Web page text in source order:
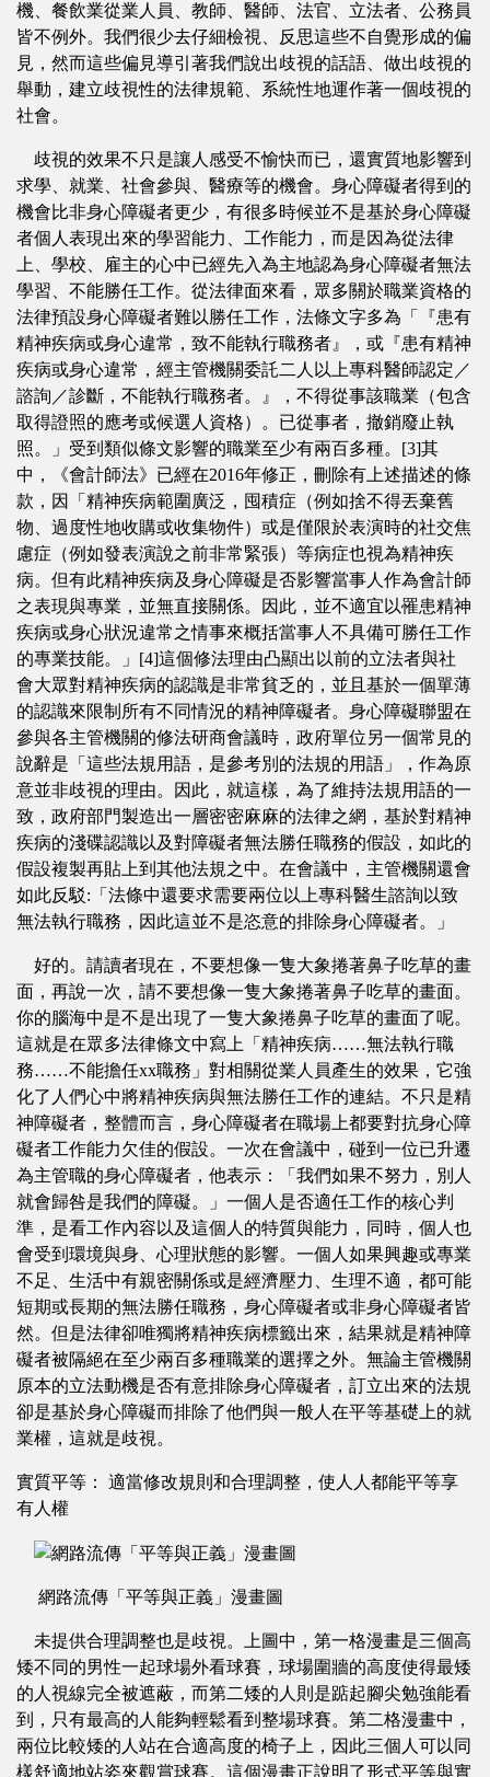
機、餐飲業從業人員、教師、醫師、法官、立法者、公務員
皆不例外。我們很少去仔細檢視、反思這些不自覺形成的偏
見，然而這些偏見導引著我們說出歧視的話語、做出歧視的
舉動，建立歧視性的法律規範、系統性地運作著一個歧視的
社會。
歧視的效果不只是讓人感受不愉快而已，還實質地影響到
求學、就業、社會參與、醫療等的機會。身心障礙者得到的
機會比非身心障礙者更少，有很多時候並不是基於身心障礙
者個人表現出來的學習能力、工作能力，而是因為從法律
上、學校、雇主的心中已經先入為主地認為身心障礙者無法
學習、不能勝任工作。從法律面來看，眾多關於職業資格的
法律預設身心障礙者難以勝任工作，法條文字多為「『患有
精神疾病或身心違常，致不能執行職務者』，或『患有精神
疾病或身心違常，經主管機關委託二人以上專科醫師認定／
諮詢／診斷，不能執行職務者。』，不得從事該職業（包含
取得證照的應考或候選人資格）。已從事者，撤銷廢止執
照。」受到類似條文影響的職業至少有兩百多種。[3]其
中，《會計師法》已經在2016年修正，刪除有上述描述的條
款，因「精神疾病範圍廣泛，囤積症（例如捨不得丟棄舊
物、過度性地收購或收集物件）或是僅限於表演時的社交焦
慮症（例如發表演說之前非常緊張）等病症也視為精神疾
病。但有此精神疾病及身心障礙是否影響當事人作為會計師
之表現與專業，並無直接關係。因此，並不適宜以罹患精神
疾病或身心狀況違常之情事來概括當事人不具備可勝任工作
的專業技能。」[4]這個修法理由凸顯出以前的立法者與社
會大眾對精神疾病的認識是非常貧乏的，並且基於一個單薄
的認識來限制所有不同情況的精神障礙者。身心障礙聯盟在
參與各主管機關的修法研商會議時，政府單位另一個常見的
說辭是「這些法規用語，是參考別的法規的用語」，作為原
意並非歧視的理由。因此，就這樣，為了維持法規用語的一
致，政府部門製造出一層密密麻麻的法律之網，基於對精神
疾病的淺碟認識以及對障礙者無法勝任職務的假設，如此的
假設複製再貼上到其他法規之中。在會議中，主管機關還會
如此反駁:「法條中還要求需要兩位以上專科醫生諮詢以致
無法執行職務，因此這並不是恣意的排除身心障礙者。」
好的。請讀者現在，不要想像一隻大象捲著鼻子吃草的畫
面，再說一次，請不要想像一隻大象捲著鼻子吃草的畫面。
你的腦海中是不是出現了一隻大象捲鼻子吃草的畫面了呢。
這就是在眾多法律條文中寫上「精神疾病……無法執行職
務……不能擔任xx職務」對相關從業人員產生的效果，它強
化了人們心中將精神疾病與無法勝任工作的連結。不只是精
神障礙者，整體而言，身心障礙者在職場上都要對抗身心障
礙者工作能力欠佳的假設。一次在會議中，碰到一位已升遷
為主管職的身心障礙者，他表示：「我們如果不努力，別人
就會歸咎是我們的障礙。」一個人是否適任工作的核心判
準，是看工作內容以及這個人的特質與能力，同時，個人也
會受到環境與身、心理狀態的影響。一個人如果興趣或專業
不足、生活中有親密關係或是經濟壓力、生理不適，都可能
短期或長期的無法勝任職務，身心障礙者或非身心障礙者皆
然。但是法律卻唯獨將精神疾病標籤出來，結果就是精神障
礙者被隔絕在至少兩百多種職業的選擇之外。無論主管機關
原本的立法動機是否有意排除身心障礙者，訂立出來的法規
卻是基於身心障礙而排除了他們與一般人在平等基礎上的就
業權，這就是歧視。
實質平等： 適當修改規則和合理調整，使人人都能平等享
有人權
網路流傳「平等與正義」漫畫圖
未提供合理調整也是歧視。上圖中，第一格漫畫是三個高
矮不同的男性一起球場外看球賽，球場圍牆的高度使得最矮
的人視線完全被遮蔽，而第二矮的人則是踮起腳尖勉強能看
到，只有最高的人能夠輕鬆看到整場球賽。第二格漫畫中，
兩位比較矮的人站在合適高度的椅子上，因此三個人可以同
樣舒適地站姿來觀賞球賽。這個漫畫正說明了形式平等與實